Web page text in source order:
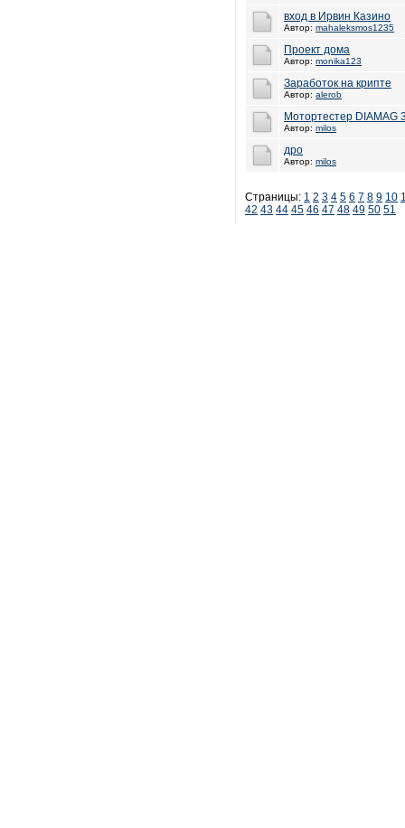
вход в Ирвин Казино
Автор: mahaleksmos1235
Проект дома
Автор: monika123
Заработок на крипте
Автор: alerob
Мотортестер DIAMAG
Автор: milos
дро
Автор: milos
Страницы: 1 2 3 4 5 6 7 8 9 10
42 43 44 45 46 47 48 49 50 51